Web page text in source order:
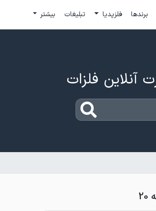
برندها فلزپدیا تبلیغات بیشتر